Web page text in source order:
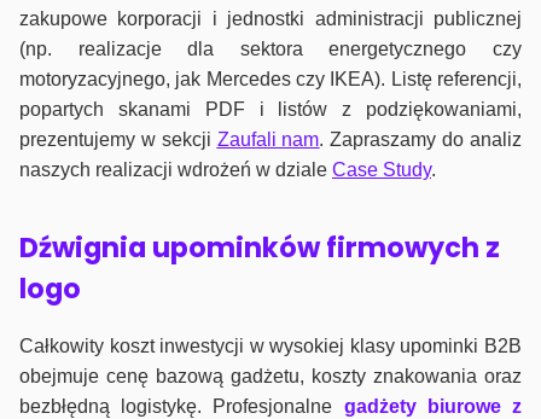
zakupowe korporacji i jednostki administracji publicznej
(np. realizacje dla sektora energetycznego czy
motoryzacyjnego, jak Mercedes czy IKEA). Listę referencji,
popartych skanami PDF i listów z podziękowaniami,
prezentujemy w sekcji Zaufali nam. Zapraszamy do analiz
naszych realizacji wdrożeń w dziale Case Study.
Dźwignia upominków firmowych z
logo
Całkowity koszt inwestycji w wysokiej klasy upominki B2B
obejmuje cenę bazową gadżetu, koszty znakowania oraz
bezbłędną logistykę. Profesjonalne gadżety biurowe z